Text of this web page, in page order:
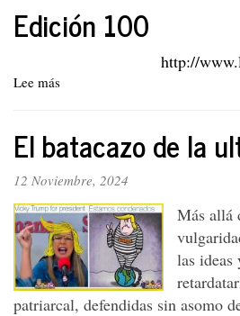
calle
el
Edición 100
http://
Lee más
El batacazo de la
12 Noviembre, 2024
Más allá
las ideas
patriarcal, defendidas sin asomo